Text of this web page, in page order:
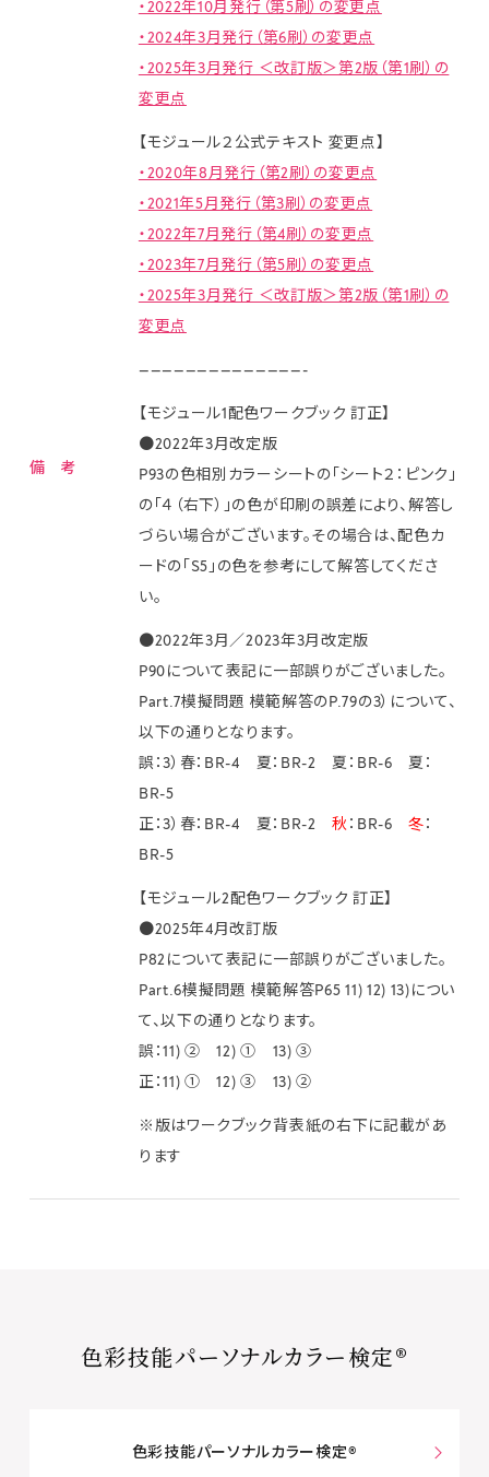
備 考
・2022年10月発行（第5刷）の変更点
・2024年3月発行（第6刷）の変更点
・2025年3月発行 ＜改訂版＞第2版（第1刷）の
変更点
【モジュール２公式テキスト 変更点】
・2020年8月発行（第2刷）の変更点
・2021年5月発行（第3刷）の変更点
・2022年7月発行（第4刷）の変更点
・2023年7月発行（第5刷）の変更点
・2025年3月発行 ＜改訂版＞第2版（第1刷）の
変更点
——————————————-
【モジュール1配色ワークブック 訂正】
●2022年3月改定版
P93の色相別カラーシートの「シート２：ピンク」
の「４（右下）」の色が印刷の誤差により、解答し
づらい場合がございます。その場合は、配色カ
ードの「S5」の色を参考にして解答してくださ
い。
●2022年3月／2023年3月改定版
P90について表記に一部誤りがございました。
Part.7模擬問題 模範解答のP.79の3）について、
以下の通りとなります。
誤：3）春：BR-4 夏：BR-2 夏：BR-6 夏：
BR-5
正：3）春：BR-4 夏：BR-2秋 ：BR-6冬：
BR-5
【モジュール2配色ワークブック 訂正】
●2025年4月改訂版
P82について表記に一部誤りがございました。
Part.6模擬問題 模範解答P65 11) 12) 13)につい
て、以下の通りとなります。
誤：11) ② 12) ① 13) ③
正：11) ① 12) ③ 13) ②
※版はワークブック背表紙の右下に記載があ
ります
色彩技能パーソナルカラー検定®
色彩技能パーソナルカラー検定®